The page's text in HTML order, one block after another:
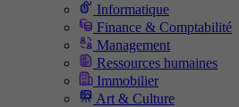
Informatique
Finance & Comptabilité
Management
Ressources humaines
Immobilier
Art & Culture